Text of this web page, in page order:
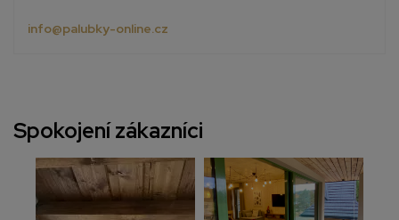
info@palubky-online.cz
Spokojení zákazníci